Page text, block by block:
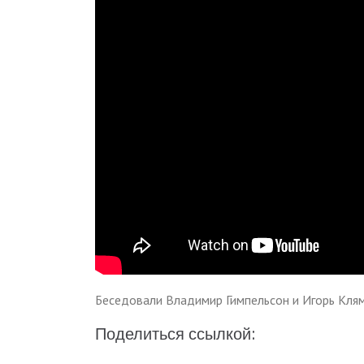
Беседовали Владимир Гимпельсон и Игорь
Поделиться ссылкой: